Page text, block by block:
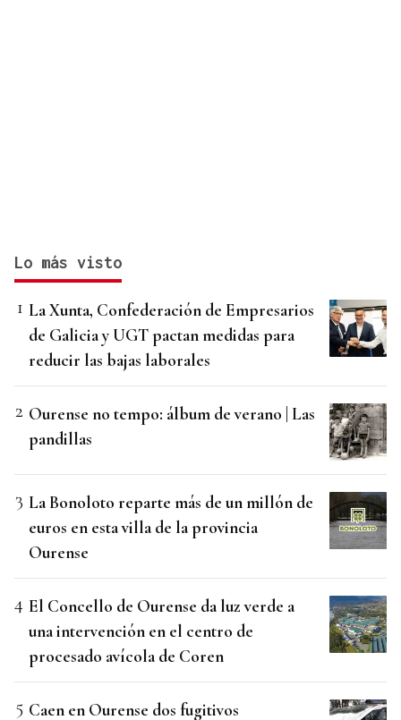
Lo más visto
La Xunta, Confederación de Empresarios
de Galicia y UGT pactan medidas para
reducir las bajas laborales
Ourense no tempo: álbum de verano | Las
pandillas
La Bonoloto reparte más de un millón de
euros en esta villa de la provincia
Ourense
El Concello de Ourense da luz verde a
una intervención en el centro de
procesado avícola de Coren
Caen en Ourense dos fugitivos